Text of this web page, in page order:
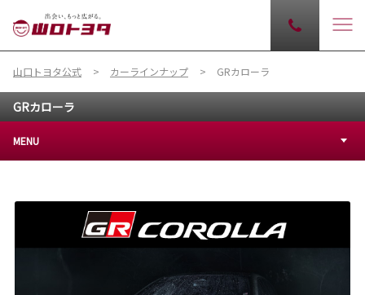
山口トヨタ公式 カーラインナップ GRカローラ
GRカローラ
MENU